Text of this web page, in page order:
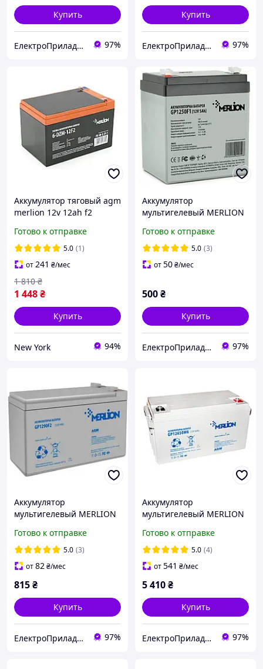
Купить
ЕлектроПриладТехСервіс 97%
Купить
ЕлектроПриладТехСервіс 97%
Аккумулятор тяговый agm
merlion 12v 12ah f2
электротранспорта
orange корпус mayak
Готово к отправке
5.0 (1)
от241 ₴/мес
1 448₴
1 810 ₴
Купить
New York 94%
Аккумулятор
мультигелевый MERLION
(батарея для ИБП)
Готово к отправке
5.0 (3)
от50₴/мес
500₴
Купить
ЕлектроПриладТехСервіс 97%
Аккумулятор
мультигелевый MERLION
06010 (батарея для ИБП)
Готово к отправке
5.0 (3)
от82₴/мес
815₴
Купить
ЕлектроПриладТехСервіс 97%
Аккумулятор
мультигелевый MERLION
GP12650M6 (батарея для
ИБП)
Готово к отправке
5.0 (4)
от541 ₴/мес
5 410₴
Купить
ЕлектроПриладТехСервіс 97%